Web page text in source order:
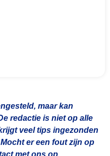
maar kan
redactie is niet op alle
veel tips ingezonden
er een fout zijn op
met ons op.